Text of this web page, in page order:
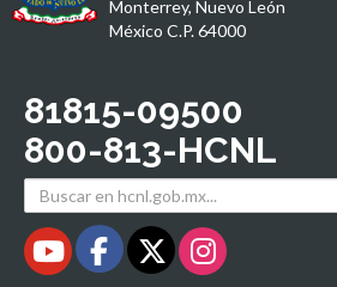
Monterrey, Nuevo León
México C.P. 64000
81815-09500
800-813-HCNL